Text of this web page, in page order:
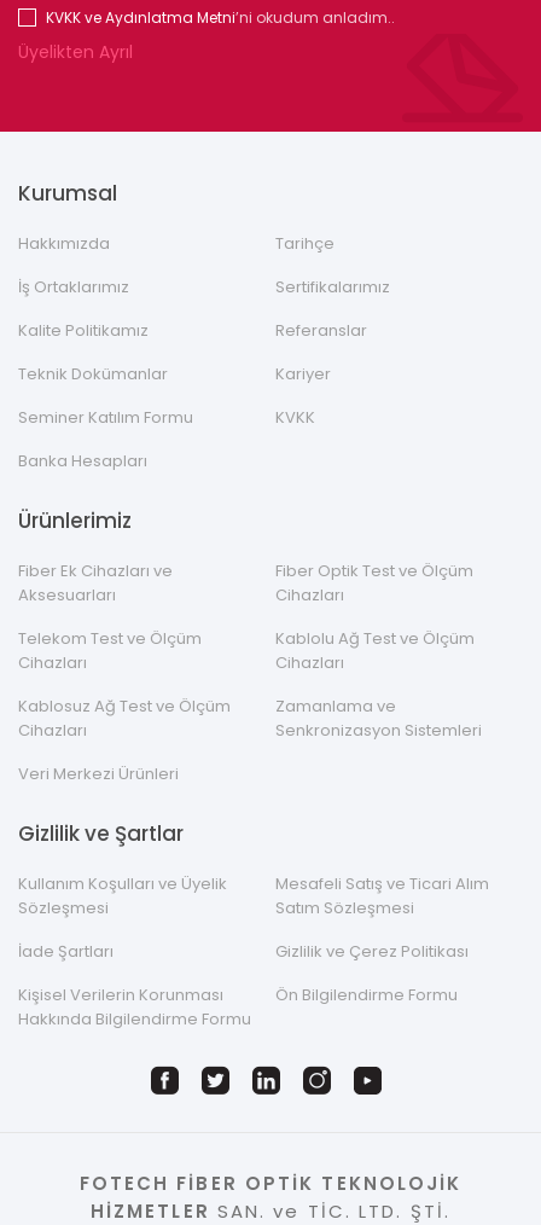
KVKK ve Aydınlatma Metni’ni okudum anladım..
Üyelikten Ayrıl
Kurumsal
Hakkımızda
Tarihçe
İş Ortaklarımız
Sertifikalarımız
Kalite Politikamız
Referanslar
Teknik Dokümanlar
Kariyer
Seminer Katılım Formu
KVKK
Banka Hesapları
Ürünlerimiz
Fiber Ek Cihazları ve
Aksesuarları
Fiber Optik Test ve Ölçüm
Cihazları
Telekom Test ve Ölçüm
Cihazları
Kablolu Ağ Test ve Ölçüm
Cihazları
Kablosuz Ağ Test ve Ölçüm
Cihazları
Zamanlama ve
Senkronizasyon Sistemleri
Veri Merkezi Ürünleri
Gizlilik ve Şartlar
Kullanım Koşulları ve Üyelik
Sözleşmesi
Mesafeli Satış ve Ticari Alım
Satım Sözleşmesi
İade Şartları
Gizlilik ve Çerez Politikası
Kişisel Verilerin Korunması
Hakkında Bilgilendirme Formu
Ön Bilgilendirme Formu
FOTECH FİBER OPTİK TEKNOLOJİK
HİZMETLER SAN. ve TİC. LTD. ŞTİ.